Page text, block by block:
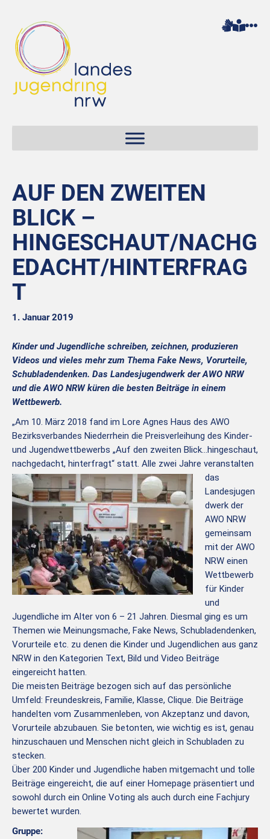
AUF DEN ZWEITEN
BLICK –
HINGESCHAUT/NACHG
EDACHT/HINTERFRAG
T
1. Januar 2019
Kinder und Jugendliche schreiben, zeichnen, produzieren
Videos und vieles mehr zum Thema Fake News, Vorurteile,
Schubladendenken. Das Landesjugendwerk der AWO NRW
und die AWO NRW küren die besten Beiträge in einem
Wettbewerb.
„Am 10. März 2018 fand im Lore Agnes Haus des AWO
Bezirksverbandes Niederrhein die Preisverleihung des Kinder-
und Jugendwettbewerbs „Auf den zweiten Blick…hingeschaut,
nachgedacht, hinterfragt“ statt. Alle zwei Jahre veranstalten
das
Landesjugen
dwerk der
AWO NRW
gemeinsam
mit der AWO
NRW einen
Wettbewerb
für Kinder
und
Jugendliche im Alter von 6 – 21 Jahren. Diesmal ging es um
Themen wie Meinungsmache, Fake News, Schubladendenken,
Vorurteile etc. zu denen die Kinder und Jugendlichen aus ganz
NRW in den Kategorien Text, Bild und Video Beiträge
eingereicht hatten.
Die meisten Beiträge bezogen sich auf das persönliche
Umfeld: Freundeskreis, Familie, Klasse, Clique. Die Beiträge
handelten vom Zusammenleben, von Akzeptanz und davon,
Vorurteile abzubauen. Sie betonten, wie wichtig es ist, genau
hinzuschauen und Menschen nicht gleich in Schubladen zu
stecken.
Über 200 Kinder und Jugendliche haben mitgemacht und tolle
Beiträge eingereicht, die auf einer Homepage präsentiert und
sowohl durch ein Online Voting als auch durch eine Fachjury
bewertet wurden.
Gruppe: